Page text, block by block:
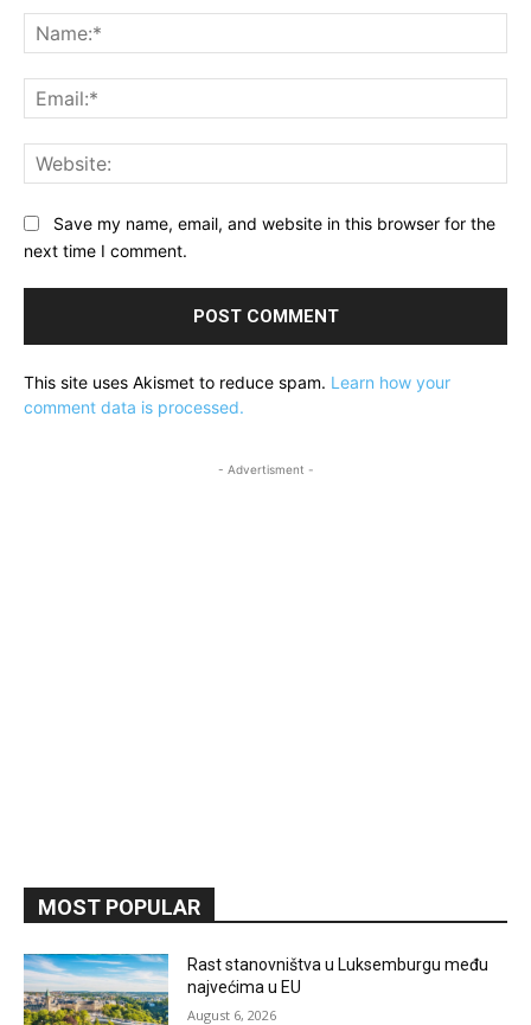
Save my name, email, and website in this browser for the
next time I comment.
This site uses Akismet to reduce spam. Learn how your
comment data is processed.
- Advertisment -
MOST POPULAR
Rast stanovništva u Luksemburgu među
najvećima u EU
August 6, 2026